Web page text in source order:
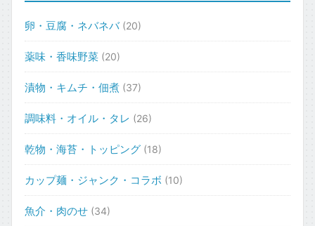
卵・豆腐・ネバネバ (20)
薬味・香味野菜 (20)
漬物・キムチ・佃煮 (37)
調味料・オイル・タレ (26)
乾物・海苔・トッピング (18)
カップ麺・ジャンク・コラボ (10)
魚介・肉のせ (34)